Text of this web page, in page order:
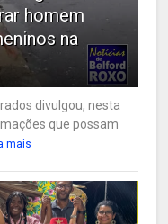
homem
na
divulgou, nesta
que possam
mais